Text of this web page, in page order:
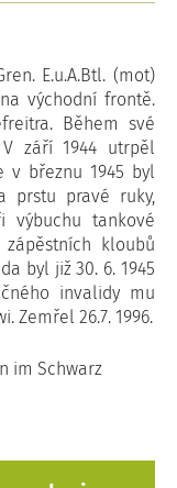
E.u.A.Btl. (mot)
východní frontě.
Během své
září 1944 utrpěl
v březnu 1945 byl
prstu pravé ruky,
výbuchu tankové
kloubů
byl již 30. 6. 1945
invalidy mu
Zemřel 26.7. 1996.
im Schwarz